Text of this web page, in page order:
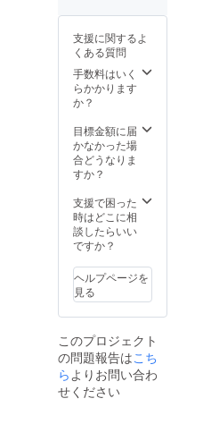
縄全エ
リア、
離島扱
いのエ
リア
は、送
ためご
支援を
お受け
大変申
し訳ご
ざいま
せん
了承く
い。
了次第
出荷し
ていき
ますの
で、予
定より
場合も
ありま
す。ご
い。 ※
注意事
項 ～ご
確認く
～宅急
便の沖
縄全エ
リア、
いのエ
リア
は、送
料が合
わない
日～180
材料の
原産地:
高知県
産 ま
た、感
手紙も
添えさ
せてい
ただき
※お届け
予定は8
月とし
ており
が、準
備が完
了次第
出荷し
ますの
で、予
定より
早く到
着する
支援に関するよ
くある質問
手数料はいく
らかかります
か？
目標金額に届
かなかった場
合どうなりま
すか？
支援で困った
時はどこに相
談したらいい
ですか？
ヘルプページを
見る
このプロジェクト
の問題報告はこち
ら よりお問い合わ
せください